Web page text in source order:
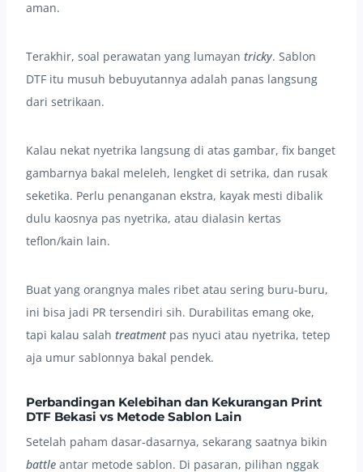
aman.
Terakhir, soal perawatan yang lumayan tricky. Sablon
DTF itu musuh bebuyutannya adalah panas langsung
dari setrikaan.
Kalau nekat nyetrika langsung di atas gambar, fix banget
gambarnya bakal meleleh, lengket di setrika, dan rusak
seketika. Perlu penanganan ekstra, kayak mesti dibalik
dulu kaosnya pas nyetrika, atau dialasin kertas
teflon/kain lain.
Buat yang orangnya males ribet atau sering buru-buru,
ini bisa jadi PR tersendiri sih. Durabilitas emang oke,
tapi kalau salah treatmentpas nyuci atau nyetrika, tetep
aja umur sablonnya bakal pendek.
Perbandingan Kelebihan dan Kekurangan Print
DTF Bekasi vs Metode Sablon Lain
Setelah paham dasar-dasarnya, sekarang saatnya bikin
battle antar metode sablon. Di pasaran, pilihan nggak